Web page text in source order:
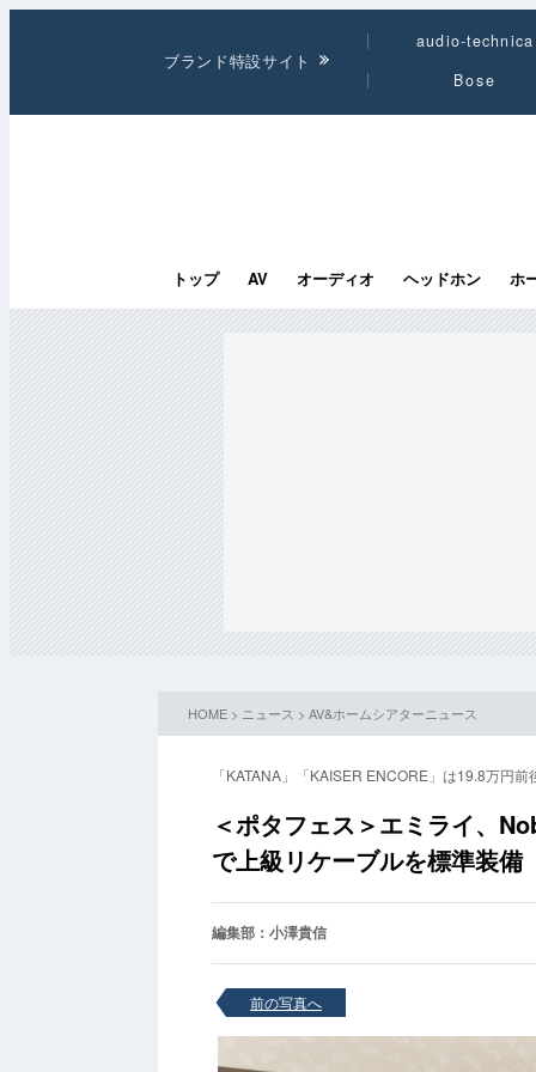
ブランド特設サイト
audio-technica
Bose
トップ AV オーディオ ヘッドホン ホ
HOME > ニュース > AV&ホームシアターニュース
「KATANA」「KAISER ENCORE」は19.8万円前
＜ポタフェス＞エミライ、
で上級リケーブルを標準装備
編集部：小澤貴信
前の写真へ